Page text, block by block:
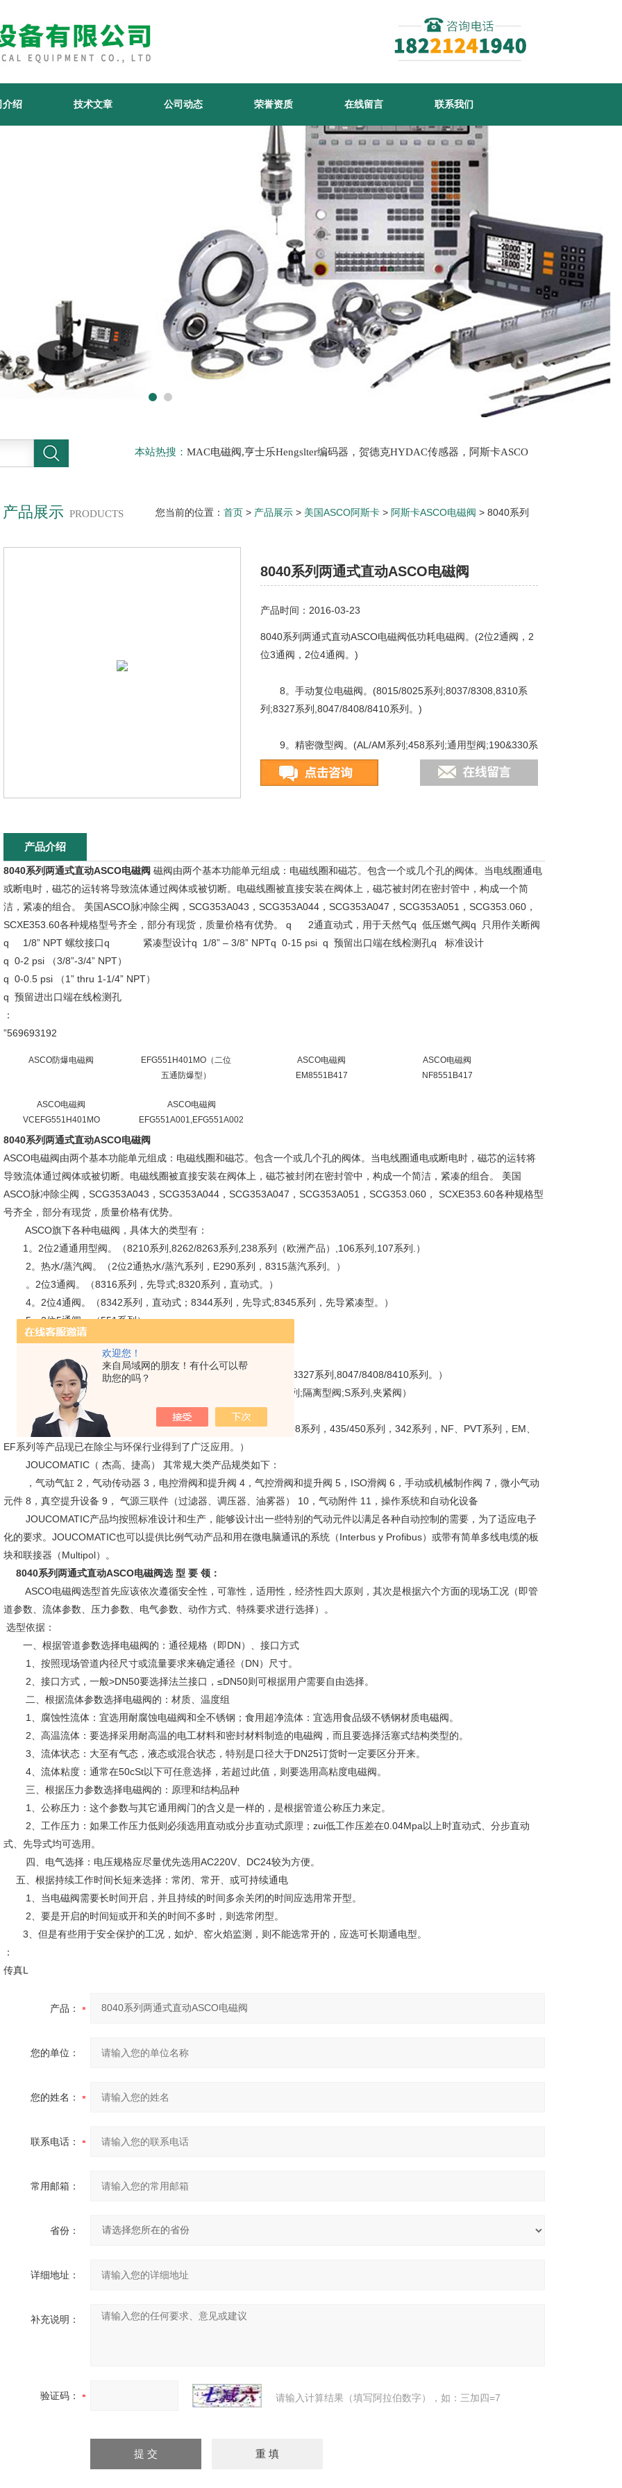
欢迎您！
来自局域网的朋友！有什么可以帮
助您的吗？
介绍 技术文章 公司动态 荣誉资质 在线留言 联系我们
本站热搜： MAC电磁阀,亨士乐Hengslter编码器，贺德克HYDAC传感器，阿斯卡ASCO
产品展示 PRODUCTS 您当前的位置： 首页 > 产品展示 > 美国ASCO阿斯卡 > 阿斯卡ASCO电磁阀 > 8040系列
8040系列两通式直动ASCO电磁阀
产品时间：2016-03-23
8040系列两通式直动ASCO电磁阀低功耗电磁阀。(2位2通阀，2
位3通阀，2位4通阀。)
8。手动复位电磁阀。(8015/8025系列;8037/8308,8310系
列;8327系列,8047/8408/8410系列。)
9。精密微型阀。(AL/AM系列;458系列;通用型阀;190&330系
列;隔离型阀;S系列,夹紧阀)
产品介绍
8040系列两通式直动ASCO电磁阀 磁阀由两个基本功能单元组成：电磁线圈和磁芯。包含一个或几个孔的阀体。当电线圈通电
或断电时，磁芯的运转将导致流体通过阀体或被切断。电磁线圈被直接安装在阀体上，磁芯被封闭在密封管中，构成一个简
洁，紧凑的组合。 美国ASCO脉冲除尘阀，SCG353A043，SCG353A044，SCG353A047，SCG353A051，SCG353.060，
SCXE353.60各种规格型号齐全，部分有现货，质量价格有优势。 q 2通直动式，用于天然气q 低压燃气阀q 只用作关断阀
q 1/8” NPT 螺纹接口q 紧凑型设计q 1/8” – 3/8” NPTq 0-15 psi q 预留出口端在线检测孔q 标准设计
q 0-2 psi （3/8”-3/4” NPT）
q 0-0.5 psi （1” thru 1-1/4” NPT）
q 预留进出口端在线检测孔
：
”569693192
ASCO防爆电磁阀
EFG551H401MO（二位
五通防爆型）
ASCO电磁阀
EM8551B417
ASCO电磁阀
NF8551B417
ASCO电磁阀
VCEFG551H401MO
ASCO电磁阀
EFG551A001,EFG551A002
8040系列两通式直动ASCO电磁阀
ASCO电磁阀由两个基本功能单元组成：电磁线圈和磁芯。包含一个或几个孔的阀体。当电线圈通电或断电时，磁芯的运转将
导致流体通过阀体或被切断。电磁线圈被直接安装在阀体上，磁芯被封闭在密封管中，构成一个简洁，紧凑的组合。 美国
ASCO脉冲除尘阀，SCG353A043，SCG353A044，SCG353A047，SCG353A051，SCG353.060， SCXE353.60各种规格型
号齐全，部分有现货，质量价格有优势。
ASCO旗下各种电磁阀，具体大的类型有：
1。2位2通通用型阀。（8210系列,8262/8263系列,238系列（欧洲产品）,106系列,107系列.）
2。热水/蒸汽阀。（2位2通热水/蒸汽系列，E290系列，8315蒸汽系列。）
。2位3通阀。（8316系列，先导式;8320系列，直动式。）
4。2位4通阀。（8342系列，直动式；8344系列，先导式;8345系列，先导紧凑型。）
5。2位5通阀。（551系列）
6。本安型 防爆电磁阀。（2位2通阀，2位3通阀，2位4通阀。）
7。低功耗电磁阀。（2位2通阀，2位3通阀，2位4通阀。）
8。手动复位电磁阀。（8015/8025系列;8037/8308,8310系列;8327系列,8047/8408/8410系列。）
9。精密微型阀。（AL/AM系列;458系列;通用型阀;190&330系列;隔离型阀;S系列,夹紧阀）
10。阀位指示器。（VR7系列。）
11。脉冲电磁阀及相关元件。（其中：353系列，110系列，908系列，435/450系列，342系列，NF、PVT系列，EM、
EF系列等产品现已在除尘与环保行业得到了广泛应用。）
JOUCOMATIC（ 杰高、捷高） 其常规大类产品规类如下：
，气动气缸 2，气动传动器 3，电控滑阀和提升阀 4，气控滑阀和提升阀 5，ISO滑阀 6，手动或机械制作阀 7，微小气动
元件 8，真空提升设备 9， 气源三联件（过滤器、调压器、油雾器） 10，气动附件 11，操作系统和自动化设备
JOUCOMATIC产品均按照标准设计和生产，能够设计出一些特别的气动元件以满足各种自动控制的需要，为了适应电子
化的要求。JOUCOMATIC也可以提供比例气动产品和用在微电脑通讯的系统（Interbus y Profibus）或带有简单多线电缆的板
块和联接器（Multipol）。
8040系列两通式直动ASCO电磁阀选 型 要 领：
ASCO电磁阀选型首先应该依次遵循安全性，可靠性，适用性，经济性四大原则，其次是根据六个方面的现场工况（即管
道参数、流体参数、压力参数、电气参数、动作方式、特殊要求进行选择）。
选型依据：
一、根据管道参数选择电磁阀的：通径规格（即DN）、接口方式
1、按照现场管道内径尺寸或流量要求来确定通径（DN）尺寸。
2、接口方式，一般>DN50要选择法兰接口，≤DN50则可根据用户需要自由选择。
二、根据流体参数选择电磁阀的：材质、温度组
1、腐蚀性流体：宜选用耐腐蚀电磁阀和全不锈钢；食用超净流体：宜选用食品级不锈钢材质电磁阀。
2、高温流体：要选择采用耐高温的电工材料和密封材料制造的电磁阀，而且要选择活塞式结构类型的。
3、流体状态：大至有气态，液态或混合状态，特别是口径大于DN25订货时一定要区分开来。
4、流体粘度：通常在50cSt以下可任意选择，若超过此值，则要选用高粘度电磁阀。
三、根据压力参数选择电磁阀的：原理和结构品种
1、公称压力：这个参数与其它通用阀门的含义是一样的，是根据管道公称压力来定。
2、工作压力：如果工作压力低则必须选用直动或分步直动式原理；zui低工作压差在0.04Mpa以上时直动式、分步直动
式、先导式均可选用。
四、电气选择：电压规格应尽量优先选用AC220V、DC24较为方便。
五、根据持续工作时间长短来选择：常闭、常开、或可持续通电
1、当电磁阀需要长时间开启，并且持续的时间多余关闭的时间应选用常开型。
2、要是开启的时间短或开和关的时间不多时，则选常闭型。
3、但是有些用于安全保护的工况，如炉、窑火焰监测，则不能选常开的，应选可长期通电型。
：
传真L
产品：
您的单位：
您的姓名：
联系电话：
常用邮箱：
省份：
详细地址：
补充说明：
验证码： 请输入计算结果（填写阿拉伯数字），如：三加四=7